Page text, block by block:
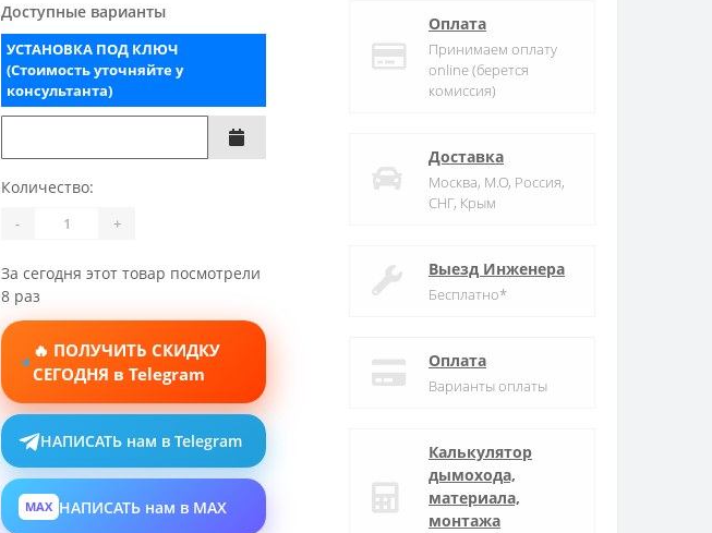
Доступные варианты
УСТАНОВКА ПОД КЛЮЧ
(Стоимость уточняйте у
консультанта)
Количество:
- +
За сегодня этот товар посмотрели
8 раз
🔥 ПОЛУЧИТЬ СКИДКУ
СЕГОДНЯ в Telegram
НАПИСАТЬ нам в Telegram
MAX НАПИСАТЬ нам в MAX
Оплата
Принимаем оплату
online (берется
комиссия)
Доставка
Москва, М.О, Россия,
СНГ, Крым
Выезд Инженера
Бесплатно*
Оплата
Варианты оплаты
Калькулятор
дымохода,
материала,
монтажа